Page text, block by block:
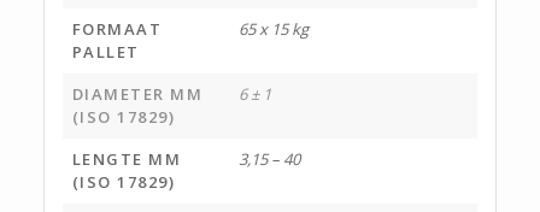
FORMAAT
PALLET
65 x 15 kg
DIAMETER MM
(ISO 17829)
6 ± 1
LENGTE MM
(ISO 17829)
3,15 – 40